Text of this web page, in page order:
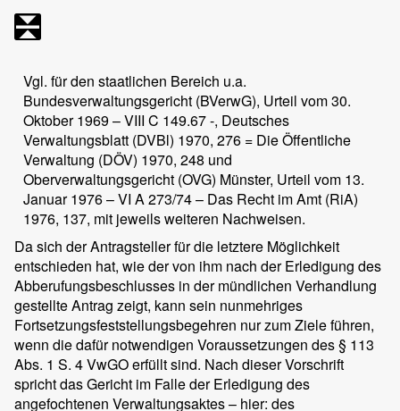
Vgl. für den staatlichen Bereich u.a.
Bundesverwaltungsgericht (BVerwG), Urteil vom 30.
Oktober 1969 – VIII C 149.67 -, Deutsches
Verwaltungsblatt (DVBl) 1970, 276 = Die Öffentliche
Verwaltung (DÖV) 1970, 248 und
Oberverwaltungsgericht (OVG) Münster, Urteil vom 13.
Januar 1976 – VI A 273/74 – Das Recht im Amt (RiA)
1976, 137, mit jeweils weiteren Nachweisen.
Da sich der Antragsteller für die letztere Möglichkeit
entschieden hat, wie der von ihm nach der Erledigung des
Abberufungsbeschlusses in der mündlichen Verhandlung
gestellte Antrag zeigt, kann sein nunmehriges
Fortsetzungsfeststellungsbegehren nur zum Ziele führen,
wenn die dafür notwendigen Voraussetzungen des § 113
Abs. 1 S. 4 VwGO erfüllt sind. Nach dieser Vorschrift
spricht das Gericht im Falle der Erledigung des
angefochtenen Verwaltungsaktes – hier: des